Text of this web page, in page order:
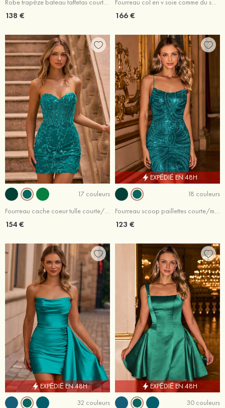
138 € 166 €
17 couleurs
Fourreau cache coeur tulle courte/mini robe de fête de la rentré avec perles paillettes
154 €
EXPÉDIÉ EN 48H
18 couleurs
Fourreau scoop paillettes courte/mini robe de fête de la rentré avec fendue
123 €
EXPÉDIÉ EN 48H
32 couleurs
EXPÉDIÉ EN 48H
30 couleurs